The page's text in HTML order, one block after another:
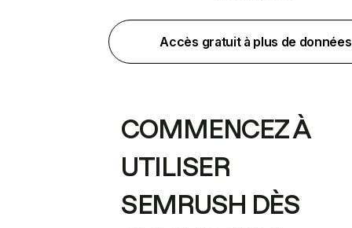
Accès gratuit à plus de données
COMMENCEZ À
UTILISER
SEMRUSH DÈS